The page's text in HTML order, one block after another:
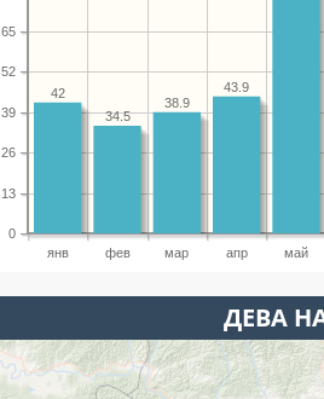
янв фев мар апр май
0
13
26
39
52
65
43.9
38.9
34.5
42
ДЕВА